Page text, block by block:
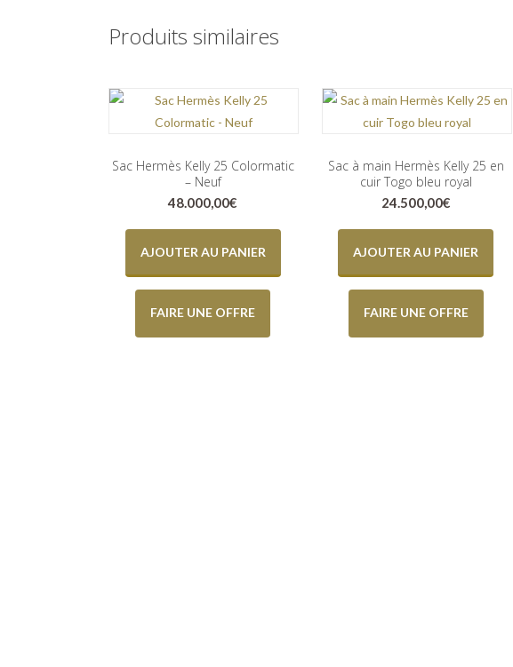
Produits similaires
Sac Hermès Kelly 25 Colormatic
– Neuf
48.000,00€
AJOUTER AU PANIER
FAIRE UNE OFFRE
Sac à main Hermès Kelly 25 en
cuir Togo bleu royal
24.500,00€
AJOUTER AU PANIER
FAIRE UNE OFFRE